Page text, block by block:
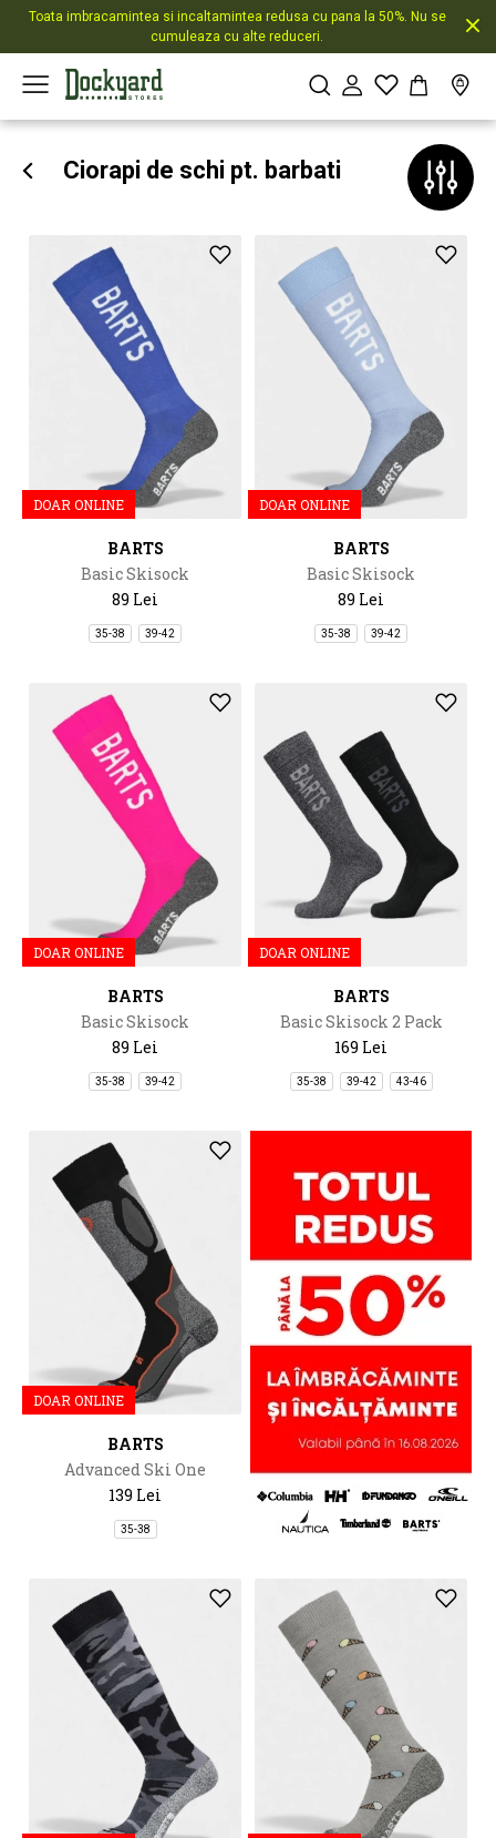
Toata imbracamintea si incaltamintea redusa cu pana la 50%. Nu se
cumuleaza cu alte reduceri.
Ciorapi de schi pt. barbati
DOAR ONLINE
BARTS
Basic Skisock
89 Lei
35-38 39-42
DOAR ONLINE
BARTS
Basic Skisock
89 Lei
35-38 39-42
DOAR ONLINE
BARTS
Basic Skisock
89 Lei
35-38 39-42
DOAR ONLINE
BARTS
Basic Skisock 2 Pack
169 Lei
35-38 39-42 43-46
DOAR ONLINE
BARTS
Advanced Ski One
139 Lei
35-38